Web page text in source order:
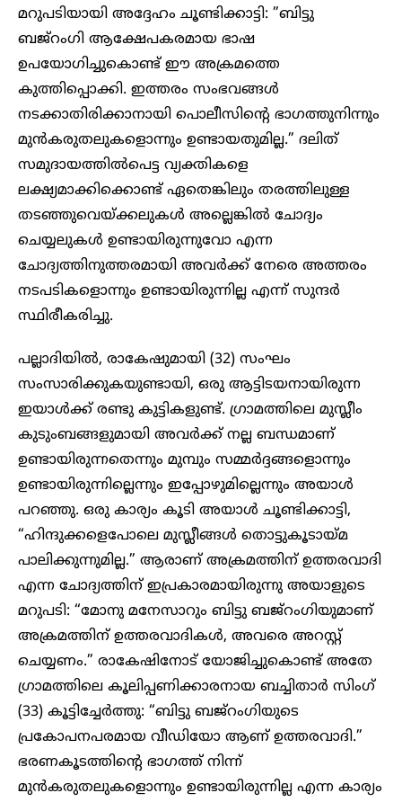
മറുപടിയായി അദ്ദേഹം ചൂണ്ടിക്കാട്ടി: ”ബിട്ടു
ബജ്‌റംഗി ആക്ഷേപകരമായ ഭാഷ
ഉപയോഗിച്ചുകൊണ്ട് ഈ അക്രമത്തെ
കുത്തിപ്പൊക്കി. ഇത്തരം സംഭവങ്ങൾ
നടക്കാതിരിക്കാനായി പൊലീസിന്റെ ഭാഗത്തുനിന്നും
മുൻകരുതലുകളൊന്നും ഉണ്ടായതുമില്ല.” ദലിത്
സമുദായത്തിൽപെട്ട വ്യക്തികളെ
ലക്ഷ്യമാക്കിക്കൊണ്ട് ഏതെങ്കിലും തരത്തിലുള്ള
തടഞ്ഞുവെയ്ക്കലുകൾ അല്ലെങ്കിൽ ചോദ്യം
ചെയ്യലുകൾ ഉണ്ടായിരുന്നുവോ എന്ന
ചോദ്യത്തിനുത്തരമായി അവർക്ക് നേരെ അത്തരം
നടപടികളൊന്നും ഉണ്ടായിരുന്നില്ല എന്ന് സുന്ദർ
സ്ഥിരീകരിച്ചു.
പല്ലാദിയിൽ, രാകേഷുമായി (32) സംഘം
സംസാരിക്കുകയുണ്ടായി, ഒരു ആട്ടിടയനായിരുന്ന
ഇയാൾക്ക് രണ്ടു കുട്ടികളുണ്ട്. ഗ്രാമത്തിലെ മുസ്ലീം
കുടുംബങ്ങളുമായി അവർക്ക് നല്ല ബന്ധമാണ്
ഉണ്ടായിരുന്നതെന്നും മുമ്പും സമ്മർദ്ദങ്ങളൊന്നും
ഉണ്ടായിരുന്നില്ലെന്നും ഇപ്പോഴുമില്ലെന്നും അയാൾ
പറഞ്ഞു. ഒരു കാര്യം കൂടി അയാൾ ചൂണ്ടിക്കാട്ടി,
“ഹിന്ദുക്കളെപോലെ മുസ്ലീങ്ങൾ തൊട്ടുകൂടായ്മ
പാലിക്കുന്നുമില്ല.” ആരാണ് അക്രമത്തിന് ഉത്തരവാദി
എന്ന ചോദ്യത്തിന് ഇപ്രകാരമായിരുന്നു അയാളുടെ
മറുപടി: “മോനു മനേസാറും ബിട്ടു ബജ്‌റംഗിയുമാണ്
അക്രമത്തിന് ഉത്തരവാദികൾ, അവരെ അറസ്റ്റ്
ചെയ്യണം.” രാകേഷിനോട് യോജിച്ചുകൊണ്ട് അതേ
ഗ്രാമത്തിലെ കൂലിപ്പണിക്കാരനായ ബച്ചിതാർ സിംഗ്
(33) കൂട്ടിച്ചേർത്തു: “ബിട്ടു ബജ്‌റംഗിയുടെ
പ്രകോപനപരമായ വീഡിയോ ആണ് ഉത്തരവാദി.”
ഭരണകൂടത്തിന്റെ ഭാഗത്ത് നിന്ന്
മുൻകരുതലുകളൊന്നും ഉണ്ടായിരുന്നില്ല എന്ന കാര്യം